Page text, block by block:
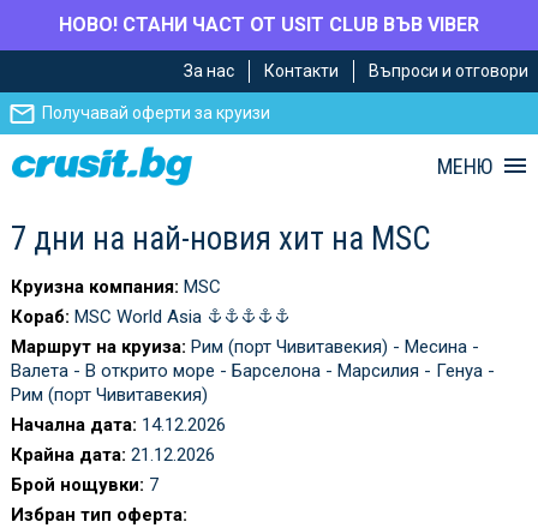
НОВО! СТАНИ ЧАСТ ОТ USIT CLUB ВЪВ VIBER
главното
съдържание
Навигацията
За нас Контакти Въпроси и отговори
Получавай оферти за круизи
МЕНЮ
7 дни на най-новия хит на MSC
Круизна компания: MSC
Кораб: MSC World Asia
Маршрут на круиза: Рим (порт Чивитавекия) - Месина -
Валета - В открито море - Барселона - Марсилия - Генуа -
Рим (порт Чивитавекия)
Начална дата: 14.12.2026
Крайна дата: 21.12.2026
Брой нощувки: 7
Избран тип оферта: